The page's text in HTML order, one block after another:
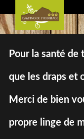
Pour la santé de
que les draps et
Merci de bien
propre linge de